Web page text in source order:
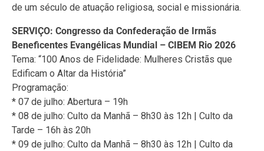
de um século de atuação religiosa, social e missionária.
SERVIÇO: Congresso da Confederação de Irmãs
Beneficentes Evangélicas Mundial – CIBEM Rio 2026
Tema: “100 Anos de Fidelidade: Mulheres Cristãs que
Edificam o Altar da História”
Programação:
* 07 de julho: Abertura – 19h
* 08 de julho: Culto da Manhã – 8h30 às 12h | Culto da
Tarde – 16h às 20h
* 09 de julho: Culto da Manhã – 8h30 às 12h | Culto da